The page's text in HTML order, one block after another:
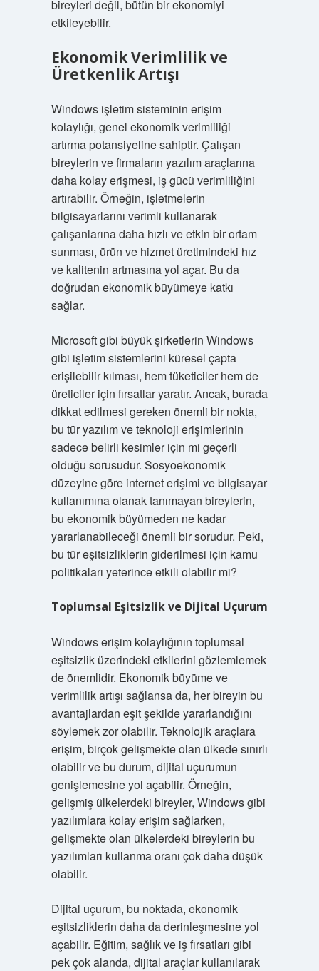
bireyleri değil, bütün bir ekonomiyi
etkileyebilir.
Ekonomik Verimlilik ve
Üretkenlik Artışı
Windows işletim sisteminin erişim
kolaylığı, genel ekonomik verimliliği
artırma potansiyeline sahiptir. Çalışan
bireylerin ve firmaların yazılım araçlarına
daha kolay erişmesi, iş gücü verimliliğini
artırabilir. Örneğin, işletmelerin
bilgisayarlarını verimli kullanarak
çalışanlarına daha hızlı ve etkin bir ortam
sunması, ürün ve hizmet üretimindeki hız
ve kalitenin artmasına yol açar. Bu da
doğrudan ekonomik büyümeye katkı
sağlar.
Microsoft gibi büyük şirketlerin Windows
gibi işletim sistemlerini küresel çapta
erişilebilir kılması, hem tüketiciler hem de
üreticiler için fırsatlar yaratır. Ancak, burada
dikkat edilmesi gereken önemli bir nokta,
bu tür yazılım ve teknoloji erişimlerinin
sadece belirli kesimler için mi geçerli
olduğu sorusudur. Sosyoekonomik
düzeyine göre internet erişimi ve bilgisayar
kullanımına olanak tanımayan bireylerin,
bu ekonomik büyümeden ne kadar
yararlanabileceği önemli bir sorudur. Peki,
bu tür eşitsizliklerin giderilmesi için kamu
politikaları yeterince etkili olabilir mi?
Toplumsal Eşitsizlik ve Dijital Uçurum
Windows erişim kolaylığının toplumsal
eşitsizlik üzerindeki etkilerini gözlemlemek
de önemlidir. Ekonomik büyüme ve
verimlilik artışı sağlansa da, her bireyin bu
avantajlardan eşit şekilde yararlandığını
söylemek zor olabilir. Teknolojik araçlara
erişim, birçok gelişmekte olan ülkede sınırlı
olabilir ve bu durum, dijital uçurumun
genişlemesine yol açabilir. Örneğin,
gelişmiş ülkelerdeki bireyler, Windows gibi
yazılımlara kolay erişim sağlarken,
gelişmekte olan ülkelerdeki bireylerin bu
yazılımları kullanma oranı çok daha düşük
olabilir.
Dijital uçurum, bu noktada, ekonomik
eşitsizliklerin daha da derinleşmesine yol
açabilir. Eğitim, sağlık ve iş fırsatları gibi
pek çok alanda, dijital araçlar kullanılarak